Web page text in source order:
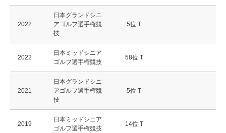
2022
日本グランドシニ
アゴルフ選手権競
技
5位 T
2022
日本ミッドシニア
ゴルフ選手権競技
58位 T
2021
日本グランドシニ
アゴルフ選手権競
技
5位 T
2019
日本ミッドシニア
ゴルフ選手権競技
14位 T